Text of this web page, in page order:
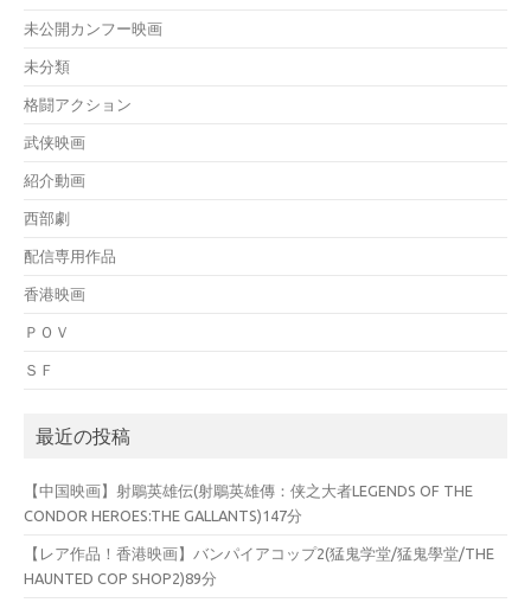
未公開カンフー映画
未分類
格闘アクション
武侠映画
紹介動画
西部劇
配信専用作品
香港映画
ＰＯＶ
ＳＦ
最近の投稿
【中国映画】射鵰英雄伝(射鵰英雄傳：侠之大者LEGENDS OF THE
CONDOR HEROES:THE GALLANTS)147分
【レア作品！香港映画】バンパイアコップ2(猛鬼学堂/猛鬼學堂/THE
HAUNTED COP SHOP2)89分